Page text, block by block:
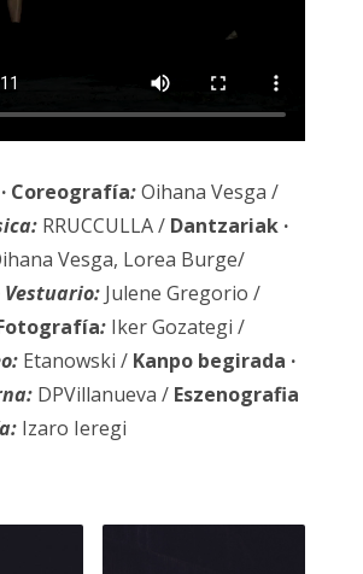
Coreografía:Oihana Vesga /
RRUCCULLA / Dantzariak ·
Vesga, Lorea Burge/
Vestuario: Julene Gregorio /
: Iker Gozategi /
Etanowski / Kanpo begirada ·
DPVillanueva / Eszenografia
Izaro Ieregi